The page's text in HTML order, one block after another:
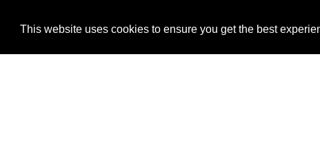
This website uses cookies to ensure you get the best